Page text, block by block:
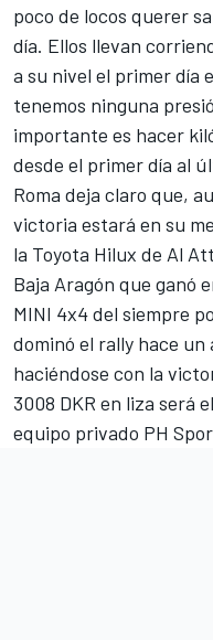
poco de locos querer
día. Ellos llevan
a su nivel el primer día
tenemos ninguna
importante es hacer
desde el primer día al
Roma deja claro que,
victoria estará en su
la Toyota Hilux de Al
Baja Aragón que ganó
MINI 4x4 del siempre
dominó el rally hace un
haciéndose con la
3008 DKR en liza será
equipo privado PH